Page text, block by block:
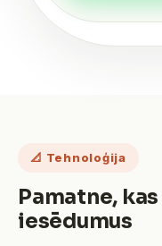
📐 Tehnoloģija
Pamatne,
iesēdumus